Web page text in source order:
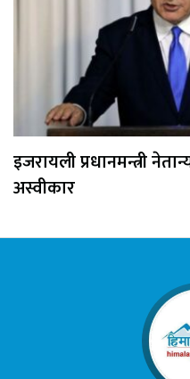
इजरायली प्रधानमन्त्री
अस्वीकार